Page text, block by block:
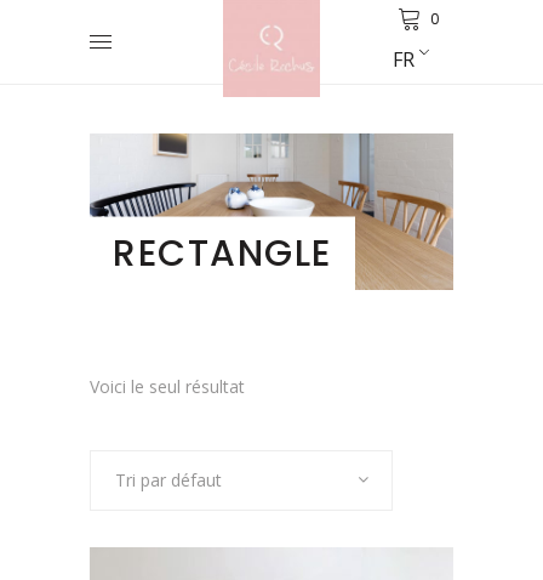
0
FR
RECTANGLE
Voici le seul résultat
Tri par défaut